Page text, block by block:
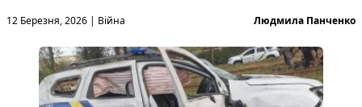
12 Березня, 2026 |
Опубліковано вВійна Людмила Панченко